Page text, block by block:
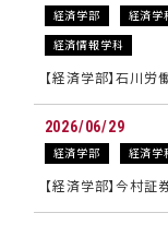
経済学部 経済学
経済情報学科
【経済学部】石川
2026/06/29
経済学部 経済学
【経済学部】今村